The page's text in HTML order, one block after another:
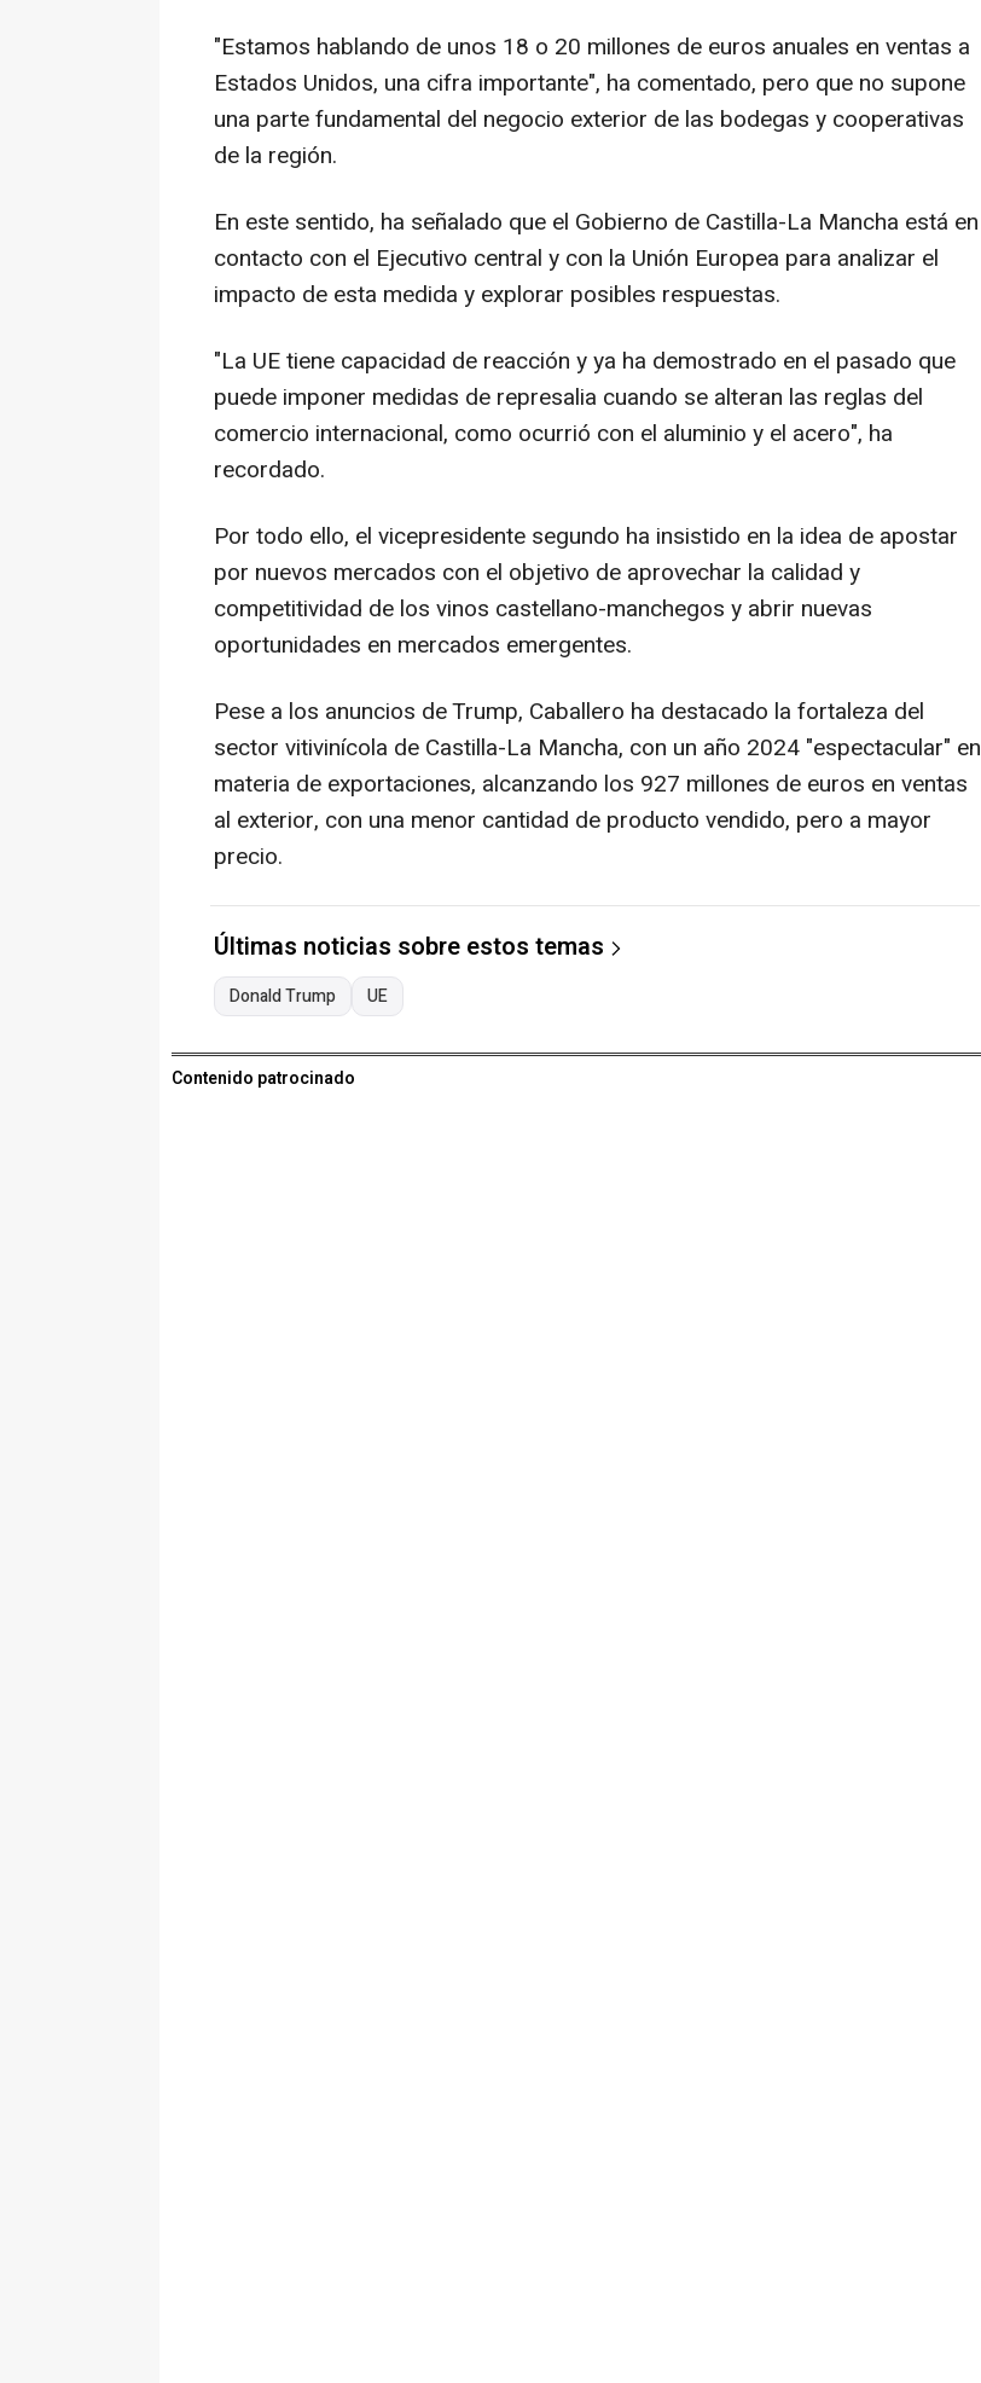
"Estamos hablando de unos 18 o 20 millones de euros anuales en ventas a
Estados Unidos, una cifra importante", ha comentado, pero que no supone
una parte fundamental del negocio exterior de las bodegas y cooperativas
de la región.
En este sentido, ha señalado que el Gobierno de Castilla-La Mancha está en
contacto con el Ejecutivo central y con la Unión Europea para analizar el
impacto de esta medida y explorar posibles respuestas.
"La UE tiene capacidad de reacción y ya ha demostrado en el pasado que
puede imponer medidas de represalia cuando se alteran las reglas del
comercio internacional, como ocurrió con el aluminio y el acero", ha
recordado.
Por todo ello, el vicepresidente segundo ha insistido en la idea de apostar
por nuevos mercados con el objetivo de aprovechar la calidad y
competitividad de los vinos castellano-manchegos y abrir nuevas
oportunidades en mercados emergentes.
Pese a los anuncios de Trump, Caballero ha destacado la fortaleza del
sector vitivinícola de Castilla-La Mancha, con un año 2024 "espectacular" en
materia de exportaciones, alcanzando los 927 millones de euros en ventas
al exterior, con una menor cantidad de producto vendido, pero a mayor
precio.
Últimas noticias sobre estos temas
Donald Trump UE
Contenido patrocinado